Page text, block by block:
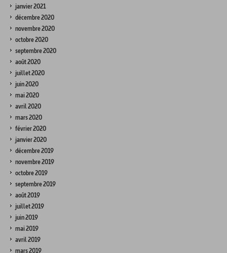
janvier 2021
décembre 2020
novembre 2020
octobre 2020
septembre 2020
août 2020
juillet 2020
juin 2020
mai 2020
avril 2020
mars 2020
février 2020
janvier 2020
décembre 2019
novembre 2019
octobre 2019
septembre 2019
août 2019
juillet 2019
juin 2019
mai 2019
avril 2019
mars 2019